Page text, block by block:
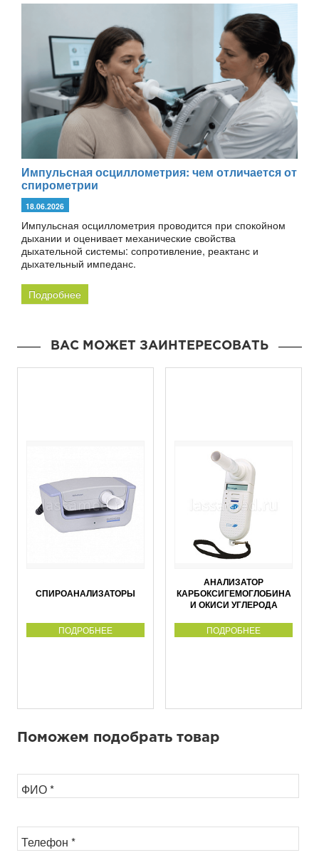
Импульсная осциллометрия: чем отличается от
спирометрии
18.06.2026
Импульсная осциллометрия проводится при спокойном
дыхании и оценивает механические свойства
дыхательной системы: сопротивление, реактанс и
дыхательный импеданс.
Подробнее
ВАС МОЖЕТ ЗАИНТЕРЕСОВАТЬ
СПИРОАНАЛИЗАТОРЫ
ПОДРОБНЕЕ
АНАЛИЗАТОР
КАРБОКСИГЕМОГЛОБИНА
И ОКИСИ УГЛЕРОДА
ПОДРОБНЕЕ
Поможем подобрать товар
ФИО*
Телефон *